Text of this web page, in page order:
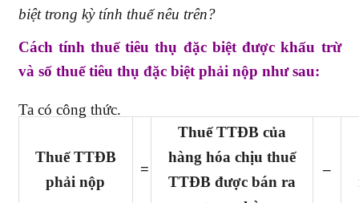
biệt trong kỳ tính thuế nêu trên?
Cách tính thuế tiêu thụ đặc biệt được khấu trừ
và số thuế tiêu thụ đặc biệt phải nộp như sau:
Ta có công thức.
Thuế TTĐB
phải nộp
=
Thuế TTĐB của
hàng hóa chịu thuế
TTĐB được bán ra
–